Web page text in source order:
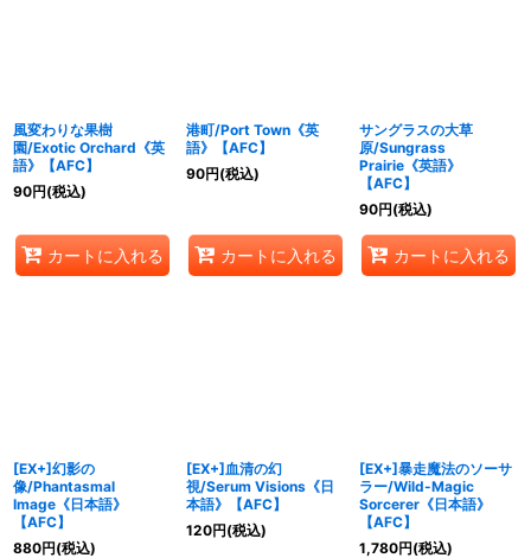
風変わりな果樹
園/Exotic Orchard《英
語》【AFC】
90円(税込)
カートに入れる
港町/Port Town《英
語》【AFC】
90円(税込)
カートに入れる
サングラスの大草
原/Sungrass
Prairie《英語》
【AFC】
90円(税込)
カートに入れる
[EX+]幻影の
像/Phantasmal
Image《日本語》
【AFC】
880円(税込)
[EX+]血清の幻
視/Serum Visions《日
本語》【AFC】
120円(税込)
[EX+]暴走魔法のソーサ
ラー/Wild-Magic
Sorcerer《日本語》
【AFC】
1,780円(税込)